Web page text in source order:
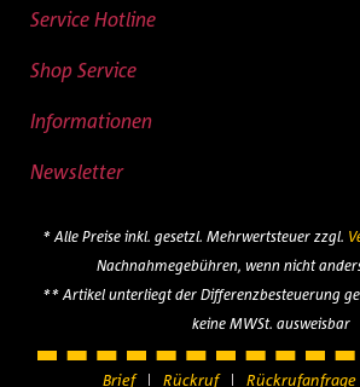
Service Hotline
Shop Service
Informationen
Newsletter
* Alle Preise inkl. gesetzl. Mehrwertsteuer zzgl.
Nachnahmegebühren, wenn nicht
** Artikel unterliegt der Differenzbesteuerung
keine MWSt. ausweisbar
Brief Rückruf Rückrufanfrage